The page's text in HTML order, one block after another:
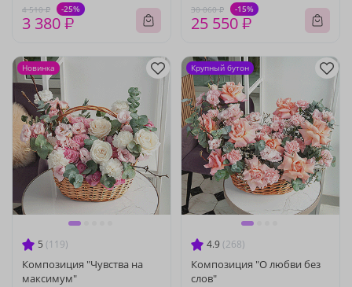
4 510 ₽ -25%
3 380 ₽
30 060 ₽ -15%
25 550 ₽
5 (119)
Композиция "Чувства на
максимум"
Новинка
4.9 (268)
Композиция "О любви без
слов"
Крупный бутон